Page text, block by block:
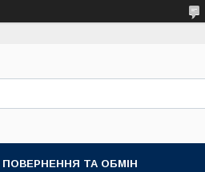
ПОВЕРНЕННЯ ТА ОБМІН